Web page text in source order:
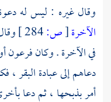
وقال غيره : ليس له
الآخرة[ص:
في الآخرة . وكانفرعون
دعاهم إلى عبادة البقر
أمر بذبحها ، ثم دعا